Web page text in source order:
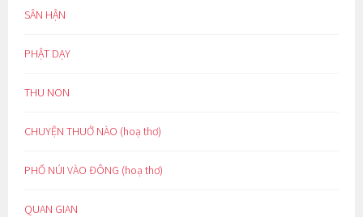
SÂN HẬN
PHẬT DẠY
THU NON
CHUYỆN THUỞ NÀO (hoạ thơ)
PHỐ NÚI VÀO ĐÔNG (hoạ thơ)
QUAN GIAN